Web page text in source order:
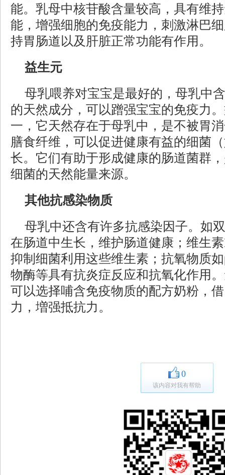
能。乳母中核苷酸含量较高，具有维
能，增强细胞的免疫能力，刺激淋巴
持胃肠道以及肝脏正常功能有作用。
益生元
母乳喂养对宝宝是最好的，母乳中
的天然成分，可以蹭强宝宝的免疫力
一，它天然存在于母乳中，是不被胃
膳食纤维，可以促进健康有益的细菌
长。它们有助于形成健康的肠道菌群
细菌的天然能量来源。
其他抗感染物质
母乳中还含有许多抗感染因子。如
在肠道中生长，维护肠道健康；维生
抑制细菌利用这些维生素；抗氧物质
物酶等具有抗炎症反应和抗氧化作用
可以选择哺含免疫物质的配方奶粉，
力，増强抵抗力。
0
该内容对我有帮助